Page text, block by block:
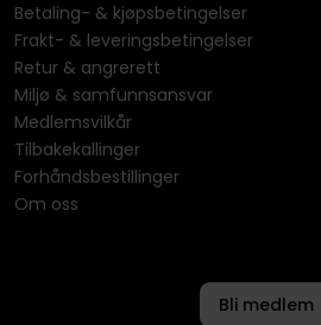
Betaling- & kjøpsbetingelser
Frakt- & leveringsbetingelser
Retur & angrerett
Miljø & samfunnsansvar
Medlemsvilkår
Tilbakekallinger
Forhåndsbestillinger
Om oss
Bli medlem